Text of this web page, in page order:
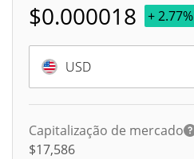
$0.000018 + 2.77%
USD
Capitalização de mercado
$17,586